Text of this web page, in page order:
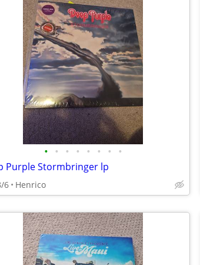
• • • • • • • •
Purple Stormbringer lp
6 Henrico